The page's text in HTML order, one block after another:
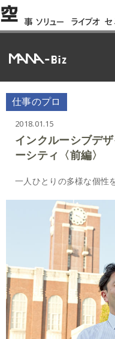
空 事
例
ソリュー
ション
ライブオ
フィス
セ
ナ
仕事のプロ
2018.01.15
インクルーシブデ
ーシティ〈前編〉
一人ひとりの多様な個性